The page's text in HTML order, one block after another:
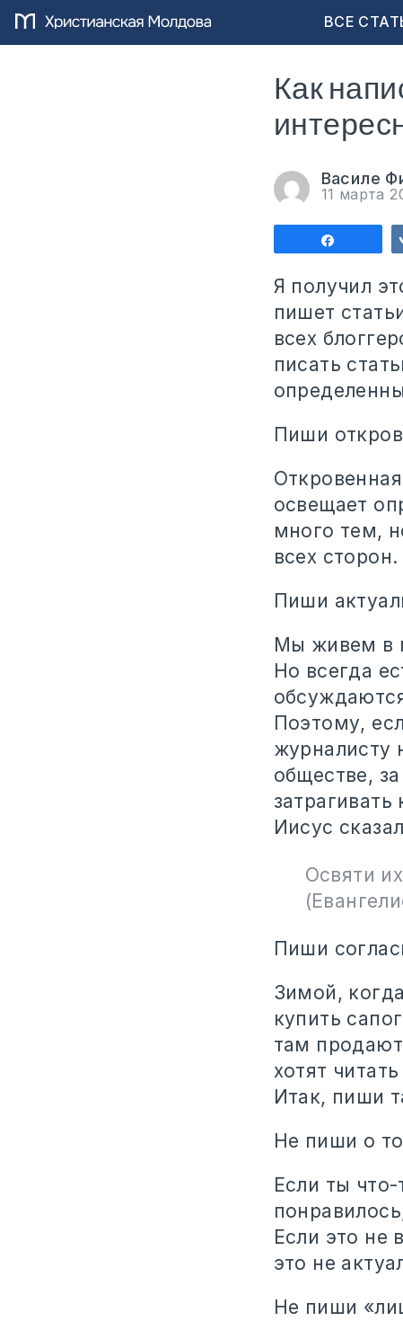
ВСЕ
Как
Василе
11 марта
Я получил
пишет
всех
писать
Пиши
освещает
много тем,
всех сторон.
Пиши
Мы живем в
Но всегда
Поэтому,
журналисту
обществе,
Иисус
Освяти
Пиши
Зимой,
купить
там
хотят
Итак, пиши
Не пиши о
Если ты
Если это не
это не
Не пиши